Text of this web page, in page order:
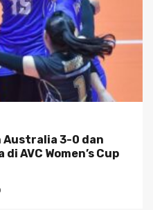
Australia 3-0 dan
AVC Women’s Cup